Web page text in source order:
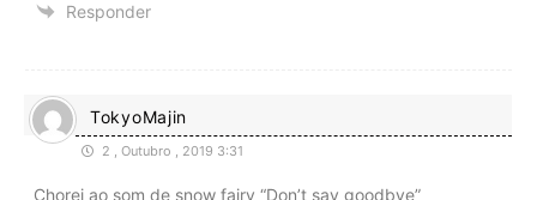
Responder
TokyoMajin
2 , Outubro , 2019 3:31
Chorei ao som de snow fairy “Don’t say goodbye”